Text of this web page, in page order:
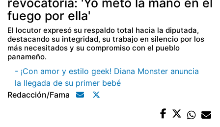
revocatoria: 'Yo meto la mano en el
fuego por ella'
El locutor expresó su respaldo total hacia la diputada,
destacando su integridad, su trabajo en silencio por los
más necesitados y su compromiso con el pueblo
panameño.
- ¡Con amor y estilo geek! Diana Monster anuncia
la llegada de su primer bebé
Redacción/fama